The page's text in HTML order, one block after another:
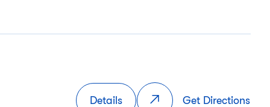
Details Get Directions